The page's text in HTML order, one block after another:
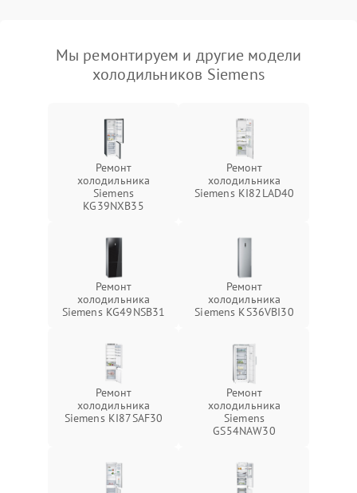
Мы ремонтируем и другие модели
холодильников Siemens
Ремонт
холодильника
Siemens
KG39NXB35
Ремонт
холодильника
Siemens KI82LAD40
Ремонт
холодильника
Siemens KG49NSB31
Ремонт
холодильника
Siemens KS36VBI30
Ремонт
холодильника
Siemens KI87SAF30
Ремонт
холодильника
Siemens
GS54NAW30